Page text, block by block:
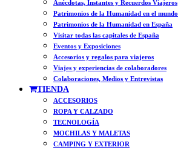
Anécdotas, Instantes y Recuerdos Viajeros
Patrimonios de la Humanidad en el mundo
Patrimonios de la Humanidad en España
Visitar todas las capitales de España
Eventos y Exposiciones
Accesorios y regalos para viajeros
Viajes y experiencias de colaboradores
Colaboraciones, Medios y Entrevistas
TIENDA
ACCESORIOS
ROPA Y CALZADO
TECNOLOGÍA
MOCHILAS Y MALETAS
CAMPING Y EXTERIOR